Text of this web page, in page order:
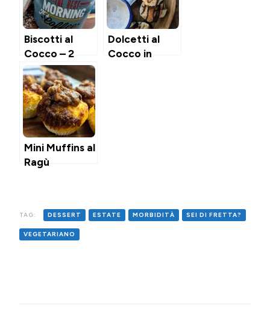
Biscotti al
Cocco – 2
ingredienti,
gluten free &
senza uova
Dolcetti al
Cocco in
Mini Muffins al
Ragù
TAG: DESSERT ESTATE MORBIDITÀ SEI DI FRETTA?
VEGETARIANO